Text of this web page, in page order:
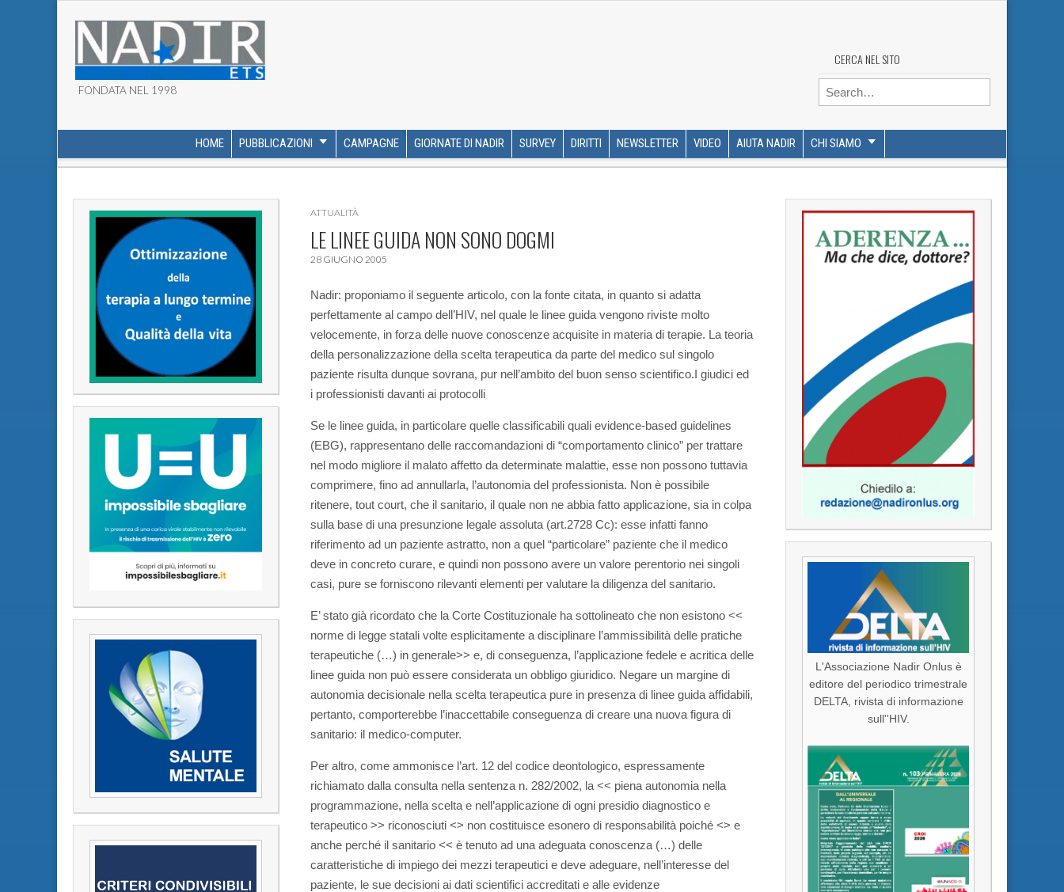
ASSOCIAZIONE NADIR ETS
FONDATA NEL 1998
CERCA NEL SITO
Search for:
MAIN MENU
SKIP TO CONTENT
HOME PUBBLICAZIONI CAMPAGNE GIORNATE DI NADIR SURVEY DIRITTI NEWSLETTER VIDEO AIUTA NADIR CHI SIAMO
SUB MENU
ATTUALITÀ
LE LINEE GUIDA NON SONO DOGMI
28 GIUGNO 2005
Nadir: proponiamo il seguente articolo, con la fonte citata, in quanto si adatta
perfettamente al campo dell’HIV, nel quale le linee guida vengono riviste molto
velocemente, in forza delle nuove conoscenze acquisite in materia di terapie. La teoria
della personalizzazione della scelta terapeutica da parte del medico sul singolo
paziente risulta dunque sovrana, pur nell’ambito del buon senso scientifico.I giudici ed
i professionisti davanti ai protocolli
Se le linee guida, in particolare quelle classificabili quali evidence-based guidelines
(EBG), rappresentano delle raccomandazioni di “comportamento clinico” per trattare
nel modo migliore il malato affetto da determinate malattie, esse non possono tuttavia
comprimere, fino ad annullarla, l’autonomia del professionista. Non è possibile
ritenere, tout court, che il sanitario, il quale non ne abbia fatto applicazione, sia in colpa
sulla base di una presunzione legale assoluta (art.2728 Cc): esse infatti fanno
riferimento ad un paziente astratto, non a quel “particolare” paziente che il medico
deve in concreto curare, e quindi non possono avere un valore perentorio nei singoli
casi, pure se forniscono rilevanti elementi per valutare la diligenza del sanitario.
E’ stato già ricordato che la Corte Costituzionale ha sottolineato che non esistono <<
norme di legge statali volte esplicitamente a disciplinare l’ammissibilità delle pratiche
terapeutiche (…) in generale>> e, di conseguenza, l’applicazione fedele e acritica delle
linee guida non può essere considerata un obbligo giuridico. Negare un margine di
autonomia decisionale nella scelta terapeutica pure in presenza di linee guida affidabili,
pertanto, comporterebbe l’inaccettabile conseguenza di creare una nuova figura di
sanitario: il medico-computer.
Per altro, come ammonisce l’art. 12 del codice deontologico, espressamente
richiamato dalla consulta nella sentenza n. 282/2002, la << piena autonomia nella
programmazione, nella scelta e nell’applicazione di ogni presidio diagnostico e
terapeutico >> riconosciuti <> non costituisce esonero di responsabilità poiché <> e
anche perché il sanitario << è tenuto ad una adeguata conoscenza (…) delle
caratteristiche di impiego dei mezzi terapeutici e deve adeguare, nell’interesse del
paziente, le sue decisioni ai dati scientifici accreditati e alle evidenze
L'Associazione Nadir Onlus è
editore del periodico trimestrale
DELTA, rivista di informazione
sull''HIV.